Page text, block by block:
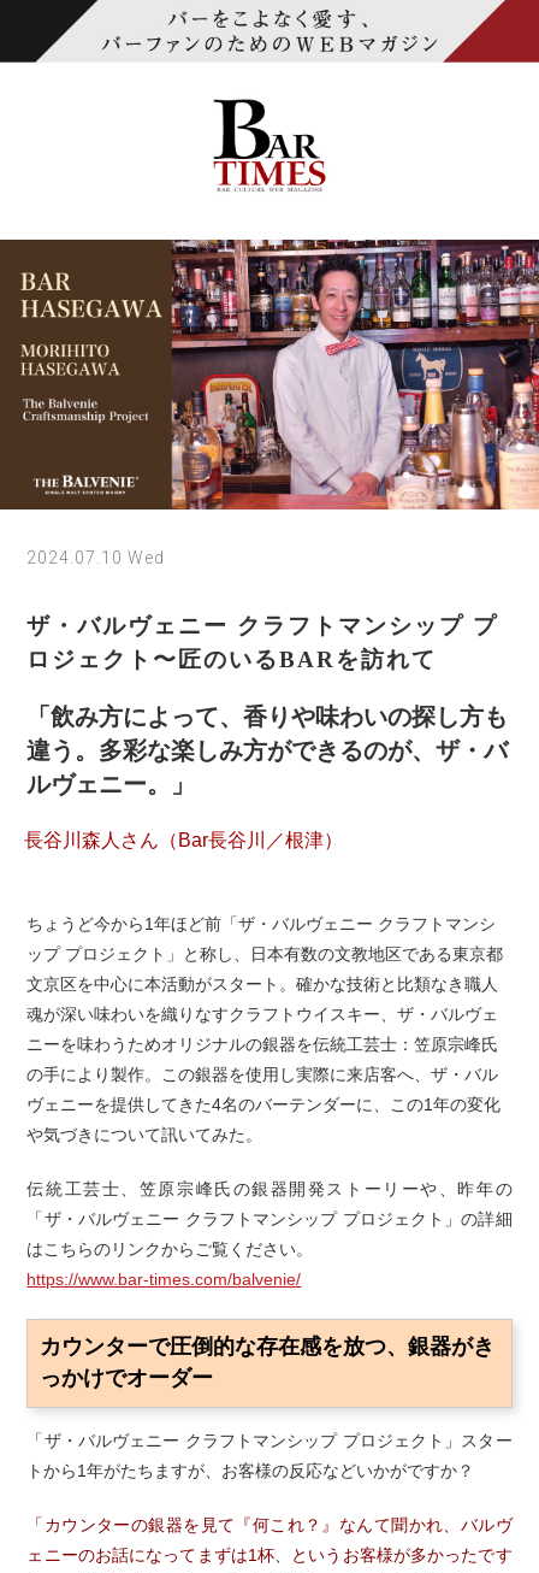
2024.07.10 Wed
ザ・バルヴェニー クラフトマンシップ プ
ロジェクト〜匠のいるBARを訪れて
「飲み方によって、香りや味わいの探し方も
違う。多彩な楽しみ方ができるのが、ザ・バ
ルヴェニー。」
長谷川森人さん（Bar長谷川／根津）
ちょうど今から1年ほど前「ザ・バルヴェニー クラフトマンシ
ップ プロジェクト」と称し、日本有数の文教地区である東京都
文京区を中心に本活動がスタート。確かな技術と比類なき職人
魂が深い味わいを織りなすクラフトウイスキー、ザ・バルヴェ
ニーを味わうためオリジナルの銀器を伝統工芸士：笠原宗峰氏
の手により製作。この銀器を使用し実際に来店客へ、ザ・バル
ヴェニーを提供してきた4名のバーテンダーに、この1年の変化
や気づきについて訊いてみた。
伝統工芸士、笠原宗峰氏の銀器開発ストーリーや、昨年の
「ザ・バルヴェニー クラフトマンシップ プロジェクト」の詳細
はこちらのリンクからご覧ください。
https://www.bar-times.com/balvenie/
カウンターで圧倒的な存在感を放つ、銀器がき
っかけでオーダー
「ザ・バルヴェニー クラフトマンシップ プロジェクト」スター
トから1年がたちますが、お客様の反応などいかがですか？
「カウンターの銀器を見て『何これ？』なんて聞かれ、バルヴ
ェニーのお話になってまずは1杯、というお客様が多かったです